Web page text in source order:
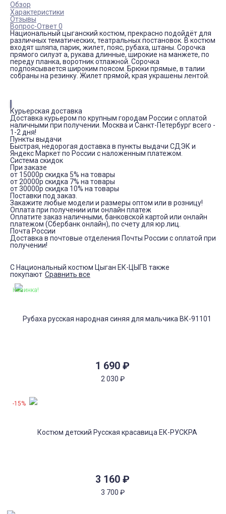
Обзор
Характеристики
Отзывы
Вопрос-Ответ 0
Национальный цыганский костюм, прекрасно подойдёт для
различных тематических, театральных постановок. В костюм
входят шляпа, парик, жилет, пояс, рубаха, штаны. Сорочка
прямого силуэт а, рукава длинные, широкие на манжете, по
переду планка, воротник отлажной. Сорочка
подпоясывается широким поясом. Брюки прямые, в талии
собраны на резинку. Жилет прямой, края украшены лентой.
Курьерская доставка
Доставка курьером по крупным городам России с оплатой
наличными при получении. Москва и Санкт-Петербург всего -
1-2 дня!
Пункты выдачи
Быстрая, недорогая доставка в пункты выдачи СДЭК и
Яндекс Маркет по России с наложенным платежом.
Система скидок
При заказе
от 15000р скидка 5% на товары
от 20000р скидка 7% на товары
от 30000р скидка 10% на товары
Поставки под заказ.
Закажите любые модели и размеры оптом или в розницу!
Оплата при получении или онлайн платеж
Оплатите заказ наличными, банковской картой или онлайн
платежом (Сбербанк онлайн), по счету для юр.лиц.
Почта России
Доставка в почтовые отделения Почты России с оплатой при
получении!
С Национальный костюм Цыган ЕК-ЦЫГВ также
покупают Сравнить все
1 690 ₽
2 030 ₽
Новинка!
3 160 ₽
3 700 ₽
-15%